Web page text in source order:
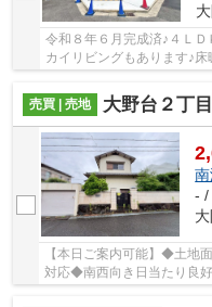
令和８年６月完成済♪４Ｌ
カイリビングもあります♪
線「萩原天神」駅まで徒歩
売買 | 売地
大野台２丁
- /
【本日ご案内可能】◆土地
対応◆南西向き日当たり良
剛」駅までバス１８分！バ